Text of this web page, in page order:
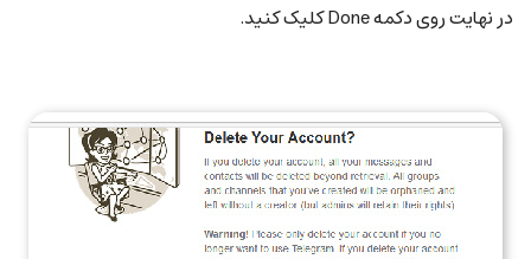
در نهایت روی دکمه Done کلیک کنید.